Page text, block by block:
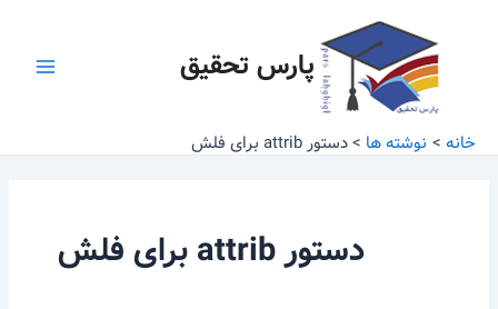
پارس تحقیق
خانه نوشته ها دستور attrib برای فلش
دستور attrib برای فلش